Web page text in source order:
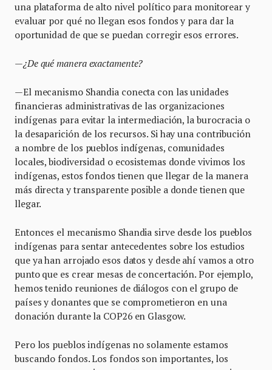
una plataforma de alto nivel político para monitorear y
evaluar por qué no llegan esos fondos y para dar la
oportunidad de que se puedan corregir esos errores.
—¿De qué manera exactamente?
—El mecanismo Shandia conecta con las unidades
financieras administrativas de las organizaciones
indígenas para evitar la intermediación, la burocracia o
la desaparición de los recursos. Si hay una contribución
a nombre de los pueblos indígenas, comunidades
locales, biodiversidad o ecosistemas donde vivimos los
indígenas, estos fondos tienen que llegar de la manera
más directa y transparente posible a donde tienen que
llegar.
Entonces el mecanismo Shandia sirve desde los pueblos
indígenas para sentar antecedentes sobre los estudios
que ya han arrojado esos datos y desde ahí vamos a otro
punto que es crear mesas de concertación. Por ejemplo,
hemos tenido reuniones de diálogos con el grupo de
países y donantes que se comprometieron en una
donación durante la COP26 en Glasgow.
Pero los pueblos indígenas no solamente estamos
buscando fondos. Los fondos son importantes, los